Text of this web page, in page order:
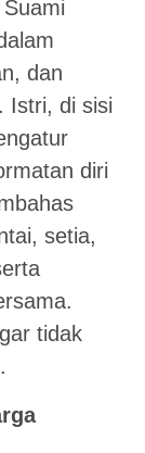
dan
Istri, di sisi
diri
setia,
tidak